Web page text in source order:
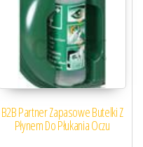
B2B Partner Zapasowe Butelki Z
Płynem Do Płukania Oczu